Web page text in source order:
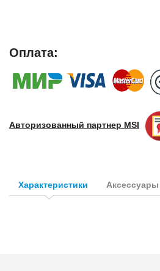
Оплата:
Авторизованный партнер MSI
Характеристики Аксессуары